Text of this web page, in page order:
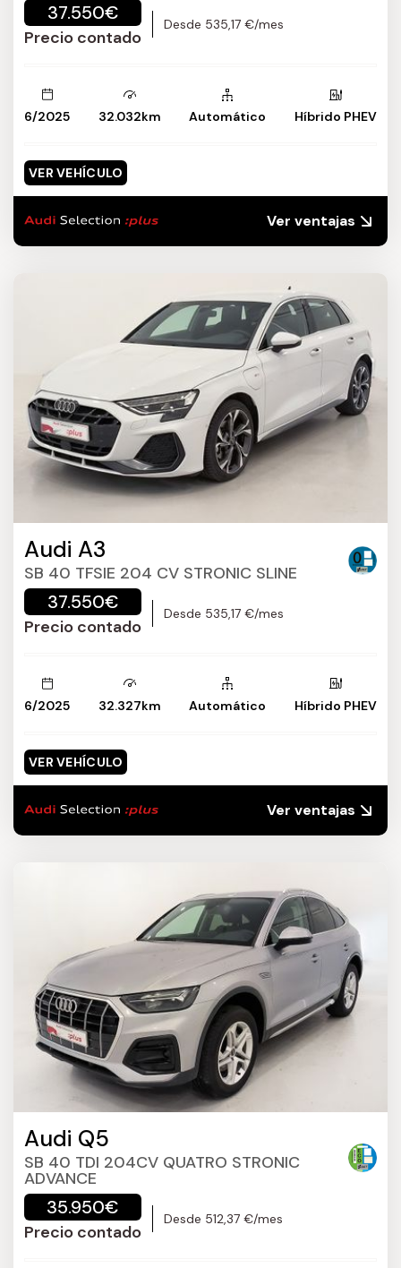
37.550€
Precio contado
Desde 535,17 €/mes
6/2025 32.032km Automático Híbrido PHEV
VER VEHÍCULO
Ver ventajas
Audi A3
SB 40 TFSIE 204 CV STRONIC SLINE
37.550€
Precio contado
Desde 535,17 €/mes
6/2025 32.327km Automático Híbrido PHEV
VER VEHÍCULO
Ver ventajas
Audi Q5
SB 40 TDI 204CV QUATRO STRONIC
ADVANCE
35.950€
Precio contado
Desde 512,37 €/mes